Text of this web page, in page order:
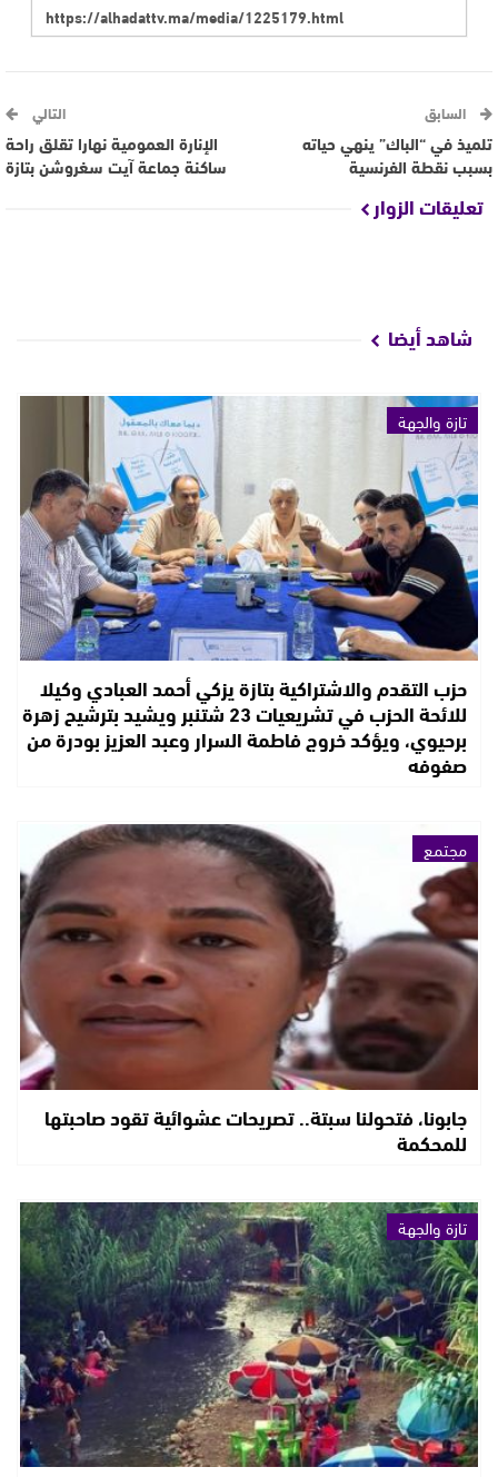
السابق
تلميذ في “الباك” ينهي حياته
بسبب نقطة الفرنسية
التالي
الإنارة العمومية نهارا تقلق راحة
ساكنة جماعة آيت سغروشن بتازة
تعليقات الزوار
شاهد أيضا
تازة والجهة
حزب التقدم والاشتراكية بتازة يزكي أحمد العبادي وكيلا
للائحة الحزب في تشريعيات 23 شتنبر ويشيد بترشيح زهرة
برحيوي، ويؤكد خروج فاطمة السرار وعبد العزيز بودرة من
صفوفه
مجتمع
جابونا، فتحولنا سبتة.. تصريحات عشوائية تقود صاحبتها
للمحكمة
تازة والجهة